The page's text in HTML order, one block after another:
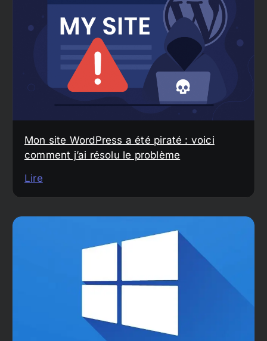
Mon site WordPress a été piraté : voici
comment j’ai résolu le problème
Lire